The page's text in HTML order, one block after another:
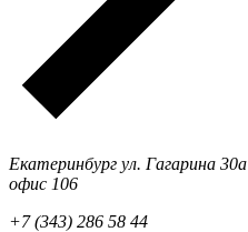
Екатеринбург ул. Гагарина 30а
офис 106
+7 (343) 286 58 44